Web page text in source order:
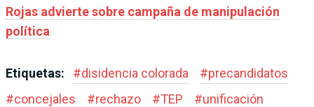
Rojas advierte sobre campaña de manipulación
política
Etiquetas: #disidencia colorada #precandidatos
#concejales #rechazo #TEP #unificación